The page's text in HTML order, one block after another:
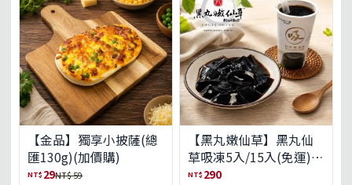
【金品】獨享小披薩(總
匯130g)(加價購)
NT$ 29NT$ 59
【黑丸嫩仙草】黑丸仙
草吸凍5入/15入(免運)
(預購中8/14出貨)
NT$ 290